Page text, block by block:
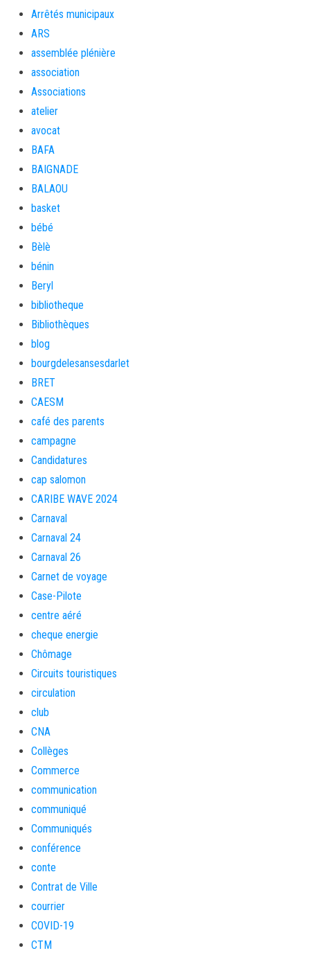
Arrêtés municipaux
ARS
assemblée plénière
association
Associations
atelier
avocat
BAFA
BAIGNADE
BALAOU
basket
bébé
Bèlè
bénin
Beryl
bibliotheque
Bibliothèques
blog
bourgdelesansesdarlet
BRET
CAESM
café des parents
campagne
Candidatures
cap salomon
CARIBE WAVE 2024
Carnaval
Carnaval 24
Carnaval 26
Carnet de voyage
Case-Pilote
centre aéré
cheque energie
Chômage
Circuits touristiques
circulation
club
CNA
Collèges
Commerce
communication
communiqué
Communiqués
conférence
conte
Contrat de Ville
courrier
COVID-19
CTM